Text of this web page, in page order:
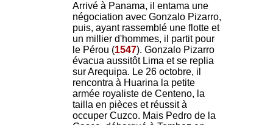
Arrivé à Panama, il entama une
négociation avec Gonzalo Pizarro,
puis, ayant rassemblé une flotte et
un millier d'hommes, il partit pour
le Pérou (1547). Gonzalo Pizarro
évacua aussitôt Lima et se replia
sur Arequipa. Le 26 octobre, il
rencontra à Huarina la petite
armée royaliste de Centeno, la
tailla en pièces et réussit à
occuper Cuzco. Mais Pedro de la